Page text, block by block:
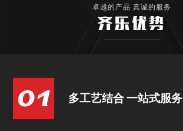
卓越的产品 真诚的服务
齐乐优势
多工艺结合 一站式服务